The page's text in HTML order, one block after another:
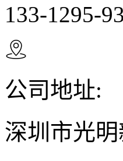
133-1295-

公司地址:
深圳市光